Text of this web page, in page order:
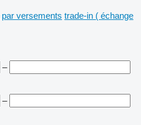
par versements trade-in ( échange
–
–